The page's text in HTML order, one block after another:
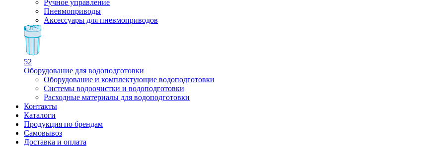
Ручное управление
Пневмоприводы
Аксессуары для пневмоприводов
52
Оборудование для водоподготовки
Оборудование и комплектующие водоподготовки
Системы водоочистки и водоподготовки
Расходные материалы для водоподготовки
Контакты
Каталоги
Продукция по брендам
Самовывоз
Доставка и оплата